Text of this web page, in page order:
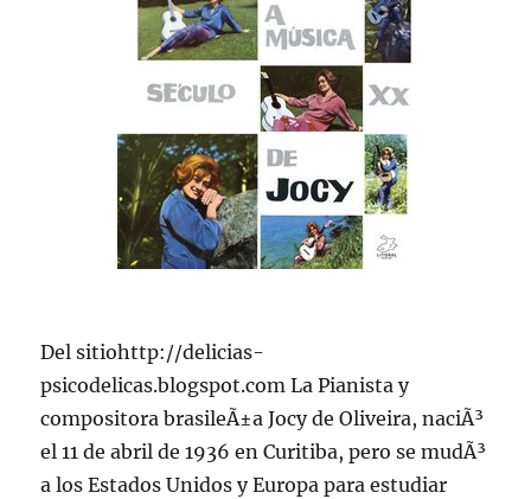
Del sitiohttp://delicias-
psicodelicas.blogspot.com La Pianista y
compositora brasileÃ±a Jocy de Oliveira, naciÃ³
el 11 de abril de 1936 en Curitiba, pero se mudÃ³
a los Estados Unidos y Europa para estudiar